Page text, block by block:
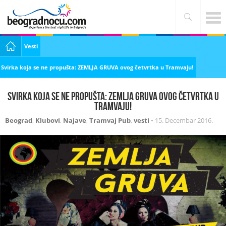
Vesti
Svirka koja se ne propušta: ZEMLJA GRUVA ovog četvrtka u Tramvaju!
Svirka koja se ne propušta: ZEMLJA GRUVA ovog četvrtka u
Tramvaju!
Beograd, Klubovi, Najave, Tramvaj Pub, vesti • 15. Decembar 2016.